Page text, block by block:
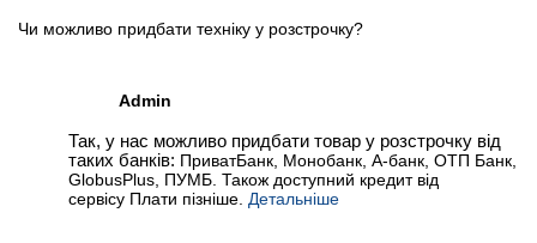
Чи можливо придбати техніку у розстрочку?
Admin
Так, у нас можливо придбати товар у розстрочку від
таких банків: ПриватБанк, Монобанк, А-банк, ОТП Банк,
GlobusPlus, ПУМБ. Також доступний кредит від
сервісу Плати пізніше. Детальніше